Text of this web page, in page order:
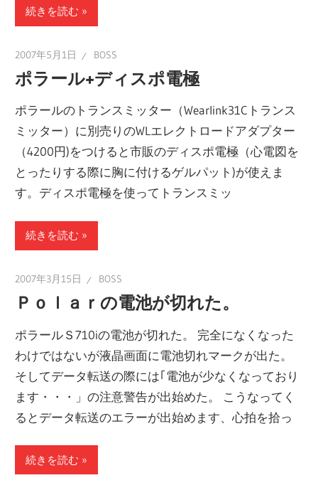
続きを読む
2007年5月1日 BOSS
ポラール+ディスポ電極
ポラールのトランスミッター（Wearlink31Cトランス
ミッター）に別売りのWLエレクトロードアダプター
（4200円)をつけると市販のディスポ電極（心電図を
とったりする際に胸に付けるゲルパット)が使えま
す。ディスポ電極を使ってトランスミッ
続きを読む
2007年3月15日 BOSS
Ｐｏｌａｒの電池が切れた。
ポラールＳ710iの電池が切れた。 完全になくなった
わけではないが液晶画面に電池切れマークが出た。
そしてデータ転送の際には｢電池が少なくなっており
ます・・・」の注意警告が出始めた。 こうなってく
るとデータ転送のエラーが出始めます、心拍を拾っ
続きを読む